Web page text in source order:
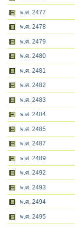
พ.ศ. 2477
พ.ศ. 2478
พ.ศ. 2479
พ.ศ. 2480
พ.ศ. 2481
พ.ศ. 2482
พ.ศ. 2483
พ.ศ. 2484
พ.ศ. 2485
พ.ศ. 2487
พ.ศ. 2489
พ.ศ. 2492
พ.ศ. 2493
พ.ศ. 2494
พ.ศ. 2495